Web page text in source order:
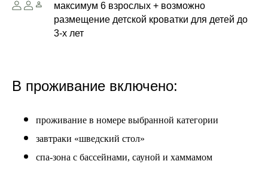
максимум 6 взрослых + возможно
размещение детской кроватки для детей до
3-х лет
В проживание включено:
проживание в номере выбранной категории
завтраки «шведский стол»
спа-зона с бассейнами, сауной и хаммамом